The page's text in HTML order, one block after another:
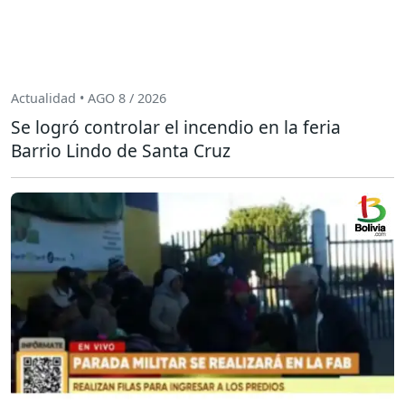
Actualidad • AGO 8 / 2026
Se logró controlar el incendio en la feria
Barrio Lindo de Santa Cruz